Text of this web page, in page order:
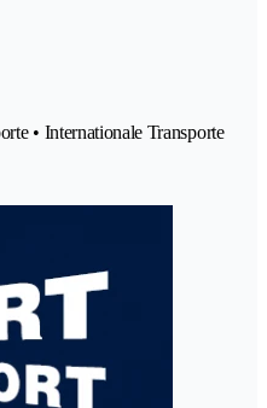
• Internationale Transporte